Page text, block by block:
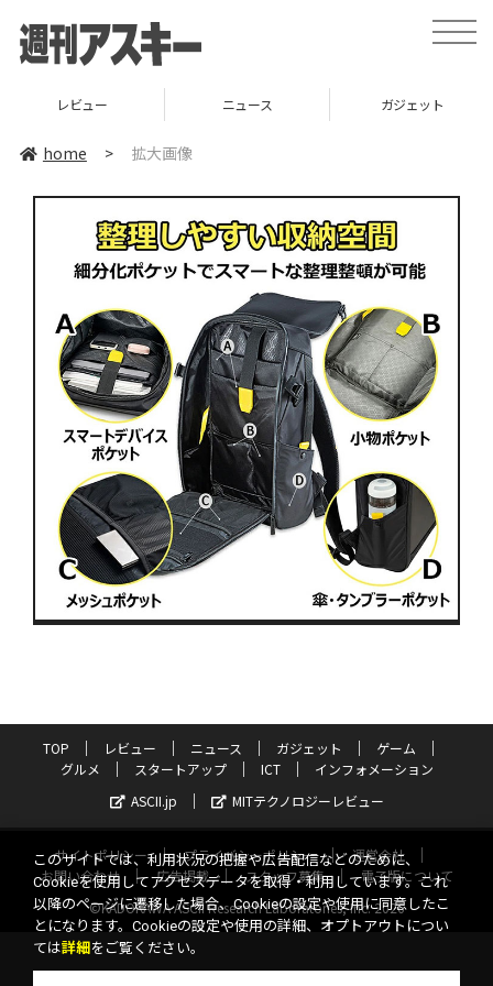
toggle
レビュー ニュース ガジェット
home > 拡大画像
TOP レビュー ニュース ガジェット
ゲーム
グルメ
スタートアップ ICT
インフォメーション
ASCII.jp
MITテクノロジーレビュー
サイトポリシー プライバシーポリシー
運営会社
お問い合わせ
広告掲載 スタッフ募集
電子版について
©KADOKAWA ASCII Research Laboratories, Inc. 2026
このサイトでは、利用状況の把握や広告配信などのために、
Cookieを使用してアクセスデータを取得・利用しています。これ
以降のページに遷移した場合、Cookieの設定や使用に同意したこ
とになります。Cookieの設定や使用の詳細、オプトアウトについ
ては詳細 をご覧ください。